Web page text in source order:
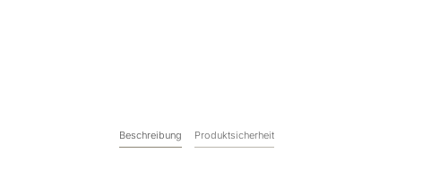
Beschreibung Produktsicherheit